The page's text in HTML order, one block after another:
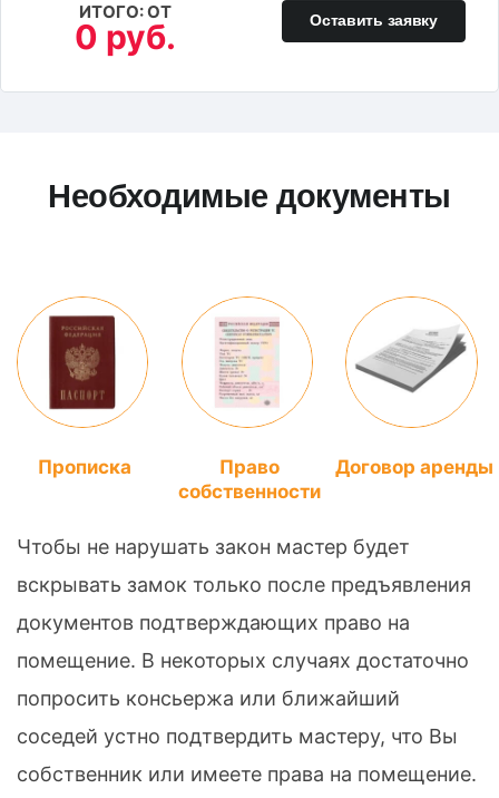
ИТОГО: ОТ
0 руб. Оставить заявку
Необходимые документы
Прописка
Право
собственности
Договор аренды
Чтобы не нарушать закон мастер будет
вскрывать замок только после предъявления
документов подтверждающих право на
помещение. В некоторых случаях достаточно
попросить консьержа или ближайший
соседей устно подтвердить мастеру, что Вы
собственник или имеете права на помещение.